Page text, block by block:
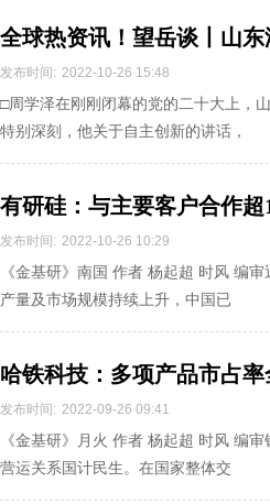
全球热资讯！望岳谈丨山
发布时间: 2022-10-26 15:48
□周学泽在刚刚闭幕的党的二十大上，
特别深刻，他关于自主创新的讲话，
有研硅：与主要客户合作
发布时间: 2022-10-26 10:29
《金基研》南国 作者 杨起超 时风 编
产量及市场规模持续上升，中国已
哈铁科技：多项产品市占
发布时间: 2022-09-26 09:41
《金基研》月火 作者 杨起超 时风 编
营运关系国计民生。在国家整体交